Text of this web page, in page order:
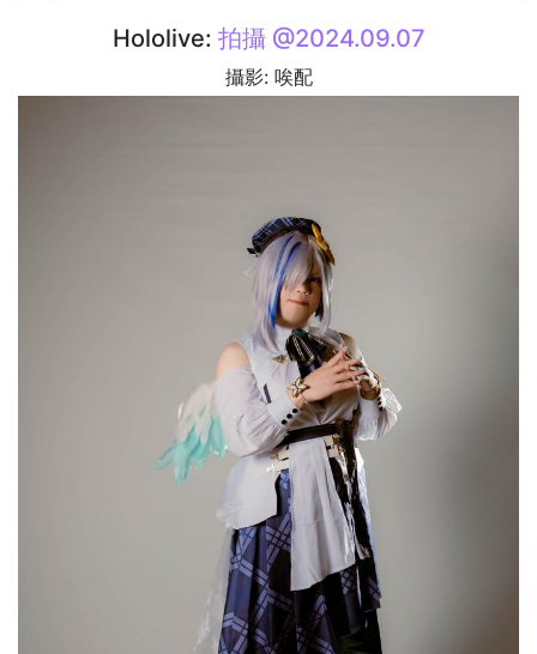
Hololive: 拍攝 @2024.09.07
攝影: 唉配